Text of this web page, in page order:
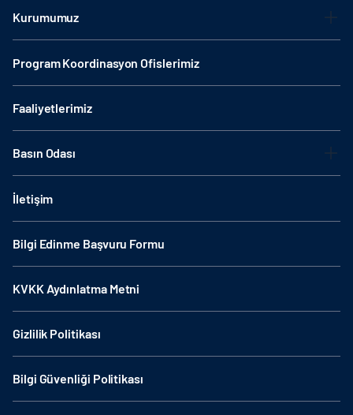
Kurumumuz
Program Koordinasyon Ofislerimiz
Faaliyetlerimiz
Basın Odası
İletişim
Bilgi Edinme Başvuru Formu
KVKK Aydınlatma Metni
Gizlilik Politikası
Bilgi Güvenliği Politikası